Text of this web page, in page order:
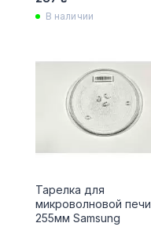
В наличии
Тарелка для
микроволновой печи
255мм Samsung